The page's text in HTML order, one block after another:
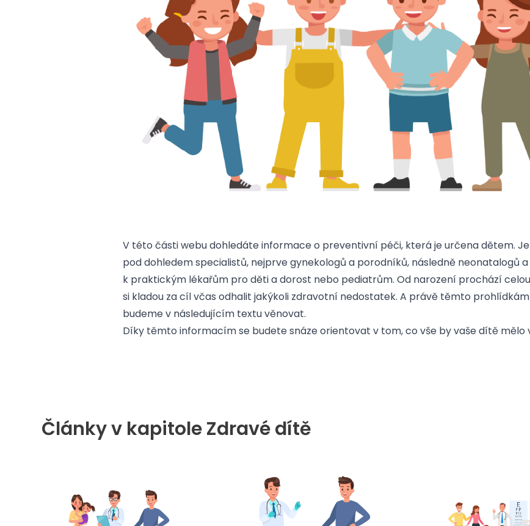
V této části webu dohledáte informace o preventivní péči, která je určena dětem.
pod dohledem specialistů, nejprve gynekologů a porodníků, následně neonatalogů
k praktickým lékařům pro děti a dorost nebo pediatrům. Od narození prochází
si kladou za cíl včas odhalit jakýkoli zdravotní nedostatek. A právě těmto
budeme v následujícím textu věnovat.
Díky těmto informacím se budete snáze orientovat v tom, co vše by vaše dítě
Články v kapitole Zdravé dítě